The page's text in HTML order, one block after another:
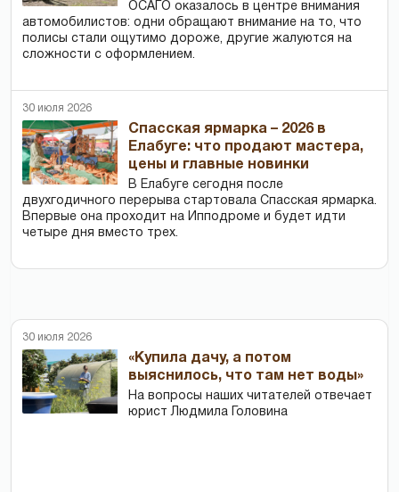
ОСАГО оказалось в центре внимания
автомобилистов: одни обращают внимание на то, что
полисы стали ощутимо дороже, другие жалуются на
сложности с оформлением.
30 июля 2026
Спасская ярмарка – 2026 в
Елабуге: что продают мастера,
цены и главные новинки
В Елабуге сегодня после
двухгодичного перерыва стартовала Спасская ярмарка.
Впервые она проходит на Ипподроме и будет идти
четыре дня вместо трех.
30 июля 2026
«Купила дачу, а потом
выяснилось, что там нет воды»
На вопросы наших читателей отвечает
юрист Людмила Головина